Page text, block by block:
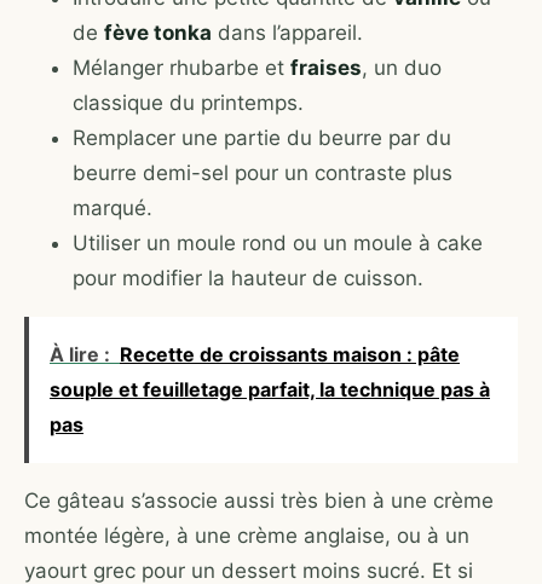
de fève tonka dans l’appareil.
Mélanger rhubarbe et fraises, un duo
classique du printemps.
Remplacer une partie du beurre par du
beurre demi-sel pour un contraste plus
marqué.
Utiliser un moule rond ou un moule à cake
pour modifier la hauteur de cuisson.
À lire : Recette de croissants maison : pâte
souple et feuilletage parfait, la technique pas à
pas
Ce gâteau s’associe aussi très bien à une crème
montée légère, à une crème anglaise, ou à un
yaourt grec pour un dessert moins sucré. Et si